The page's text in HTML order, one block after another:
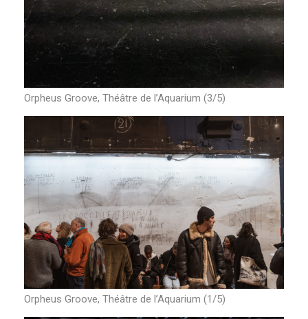
Orpheus Groove, Théâtre de l’Aquarium (3/5)
Orpheus Groove, Théâtre de l’Aquarium (1/5)